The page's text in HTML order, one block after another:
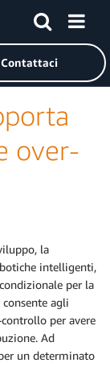
di Amazon Web
Contattaci
over-
la
intelligenti,
per la
agli
per avere
Ad
un determinato